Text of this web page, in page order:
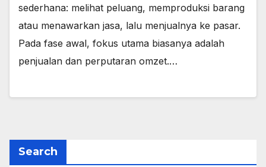
sederhana: melihat peluang, memproduksi barang
atau menawarkan jasa, lalu menjualnya ke pasar.
Pada fase awal, fokus utama biasanya adalah
penjualan dan perputaran omzet.…
Search